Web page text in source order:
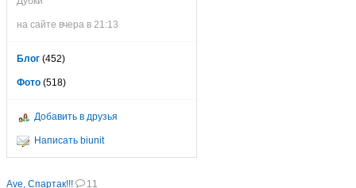
на сайте вчера в 21:13
Блог (452)
Фото (518)
Добавить в друзья
Написать biunit
Ave, Спартак!!!
11